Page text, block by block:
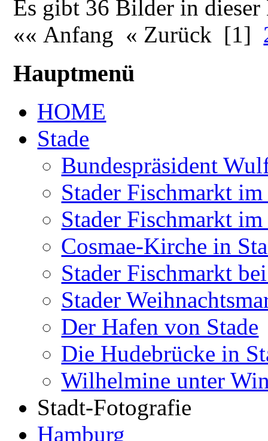
Es gibt 36 Bilder in dieser
«« Anfang « Zurück [1]
Hauptmenü
HOME
Stade
Bundespräsident
Stader Fischmarkt
Stader Fischmarkt
Cosmae-Kirche in
Stader Fischmarkt
Stader
Der Hafen von Stade
Die Hudebrücke in
Wilhelmine unter
Stadt-Fotografie
Hamburg